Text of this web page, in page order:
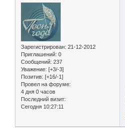
Зарегистрирован: 21-12-2012
Приглашений: 0
Сообщений: 237
Уважение: [+3/-3]
Позитив: [+16/-1]
Провел на форуме:
4 дня 0 часов
Последний визит:
Сегодня 10:27:11